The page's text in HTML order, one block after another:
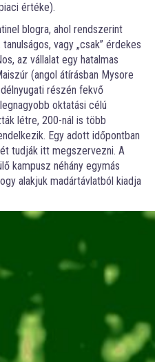
értéke).
blogra, ahol rendszerint
vagy „csak” érdekes
az vállalat egy hatalmas
(angol átírásban Mysore
részén fekvő
oktatási célú
létre, 200-nál is több
Egy adott időpontban
tudják itt megszervezni. A
kampusz néhány egymás
alakjuk madártávlatból kiadja